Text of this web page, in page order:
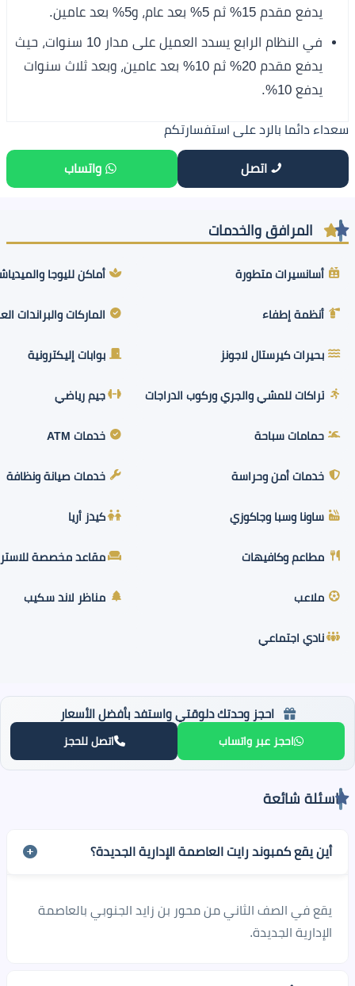
يدفع مقدم 15% ثم 5% بعد عام، و5% بعد عامين.
في النظام الرابع يسدد العميل على مدار 10 سنوات، حيث
يدفع مقدم 20% ثم 10% بعد عامين، وبعد ثلاث سنوات
يدفع 10%.
سعداء دائما بالرد على استفسارتكم
اتصل واتساب
المرافق والخدمات
أسانسيرات متطورة أماكن لليوجا
أنظمة إطفاء الماركات والبراندات
بحيرات كيرستال لاجونز بوابات إليكترونية
تراكات للمشي والجري وركوب الدراجات جيم رياضي
حمامات سباحة خدمات ATM
خدمات أمن وحراسة خدمات صيانة ونظافة
ساونا وسبا وجاكوزي كيدز أريا
مطاعم وكافيهات مقاعد مخصصة
ملاعب مناظر لاند سكيب
نادي اجتماعي
احجز وحدتك دلوقتي واستفد بأفضل الأسعار
احجز عبر واتساب اتصل للحجز
اسئلة شائعة
أين يقع كمبوند رايت العاصمة الإدارية الجديدة؟
يقع في الصف الثاني من محور بن زايد الجنوبي بالعاصمة
الإدارية الجديدة.